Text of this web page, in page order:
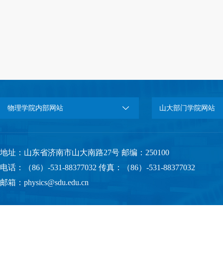
物理学院内部网站 山大部门学院网站
地址：山东省济南市山大南路27号 邮编：250100
电话：（86）-531-88377032 传真：（86）-531-88377032
邮箱：physics@sdu.edu.cn